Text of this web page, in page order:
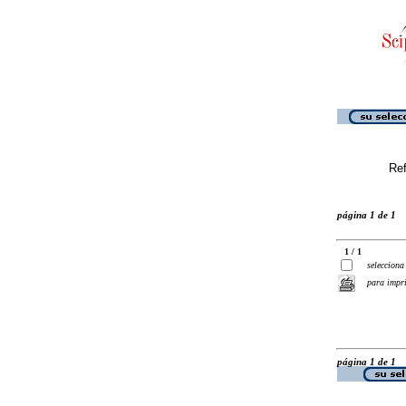
página 1 de 1
1 / 1
selecciona
para
página 1 de 1